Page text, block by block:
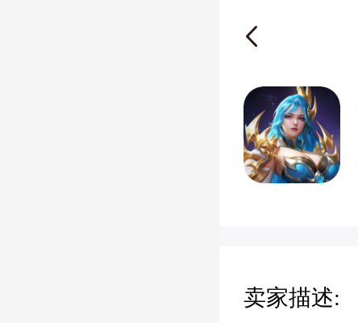
卖家描述: